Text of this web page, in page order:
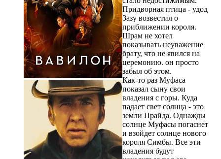
Придворная птица - удод
Зазу возвестил о
приближении короля.
Шрам не хотел
показывать неуважение
брату, что не явился на
церемонию. он просто
забыл об этом.
Как-то раз Муфаса
показал сыну свои
владения с горы. Куда
падает свет солнца - это
земли Прайда. Однажды
солнце Муфасы погаснет
и взойдет солнце нового
короля Симбы. Все эти
владения будут